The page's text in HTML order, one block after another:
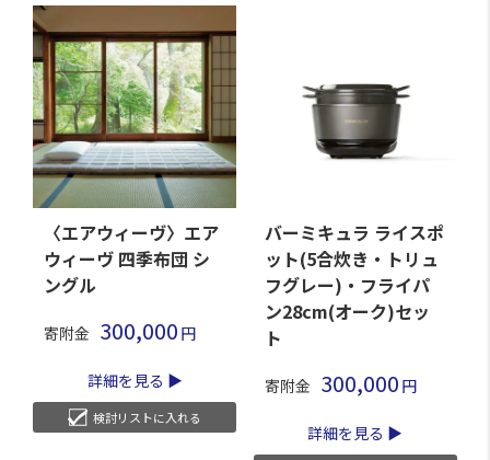
〈エアウィーヴ〉エア
ウィーヴ 四季布団 シ
ングル
寄附金 300,000
詳細を見る
検討リストに入れる
バーミキュラ ライスポ
ット(5合炊き・トリュ
フグレー)・フライパ
ン28cm(オーク)セッ
ト
寄附金 300,000
詳細を見る